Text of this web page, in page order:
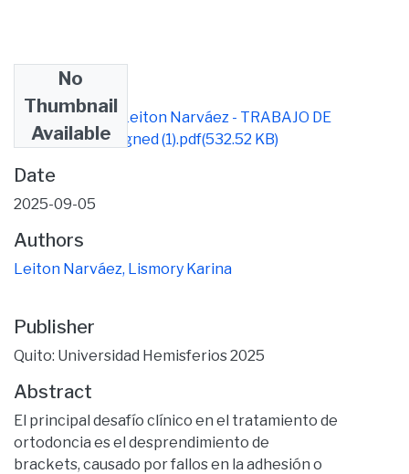
No
Thumbnail
Available
Lismory Karina Leiton Narváez - TRABAJO DE
TITULACION_signed (1).pdf(532.52 KB)
Date
2025-09-05
Authors
Leiton Narváez, Lismory Karina
Publisher
Quito: Universidad Hemisferios 2025
Abstract
El principal desafío clínico en el tratamiento de
ortodoncia es el desprendimiento de
brackets, causado por fallos en la adhesión o